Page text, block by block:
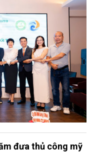
đưa thủ công mỹ